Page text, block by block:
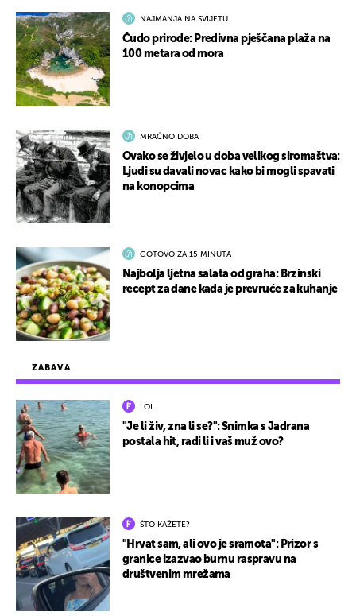
ZABAVA
LOL
"Je li živ, zna li se?": Snimka s Jadrana
postala hit, radi li i vaš muž ovo?
ŠTO KAŽETE?
"Hrvat sam, ali ovo je sramota": Prizor s
granice izazvao burnu raspravu na
društvenim mrežama
NAJMANJA NA SVIJETU
Čudo prirode: Predivna pješčana plaža na
100 metara od mora
MRAČNO DOBA
Ovako se živjelo u doba velikog siromaštva:
Ljudi su davali novac kako bi mogli spavati
na konopcima
GOTOVO ZA 15 MINUTA
Najbolja ljetna salata od graha: Brzinski
recept za dane kada je prevruće za kuhanje